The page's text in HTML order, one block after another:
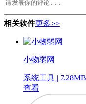
相关软件更多>>
小物弱网
系统工具 | 7.28MB
查看